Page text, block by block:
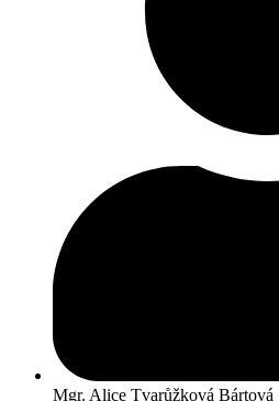
Mgr. Alice Tvarůžková Bártová